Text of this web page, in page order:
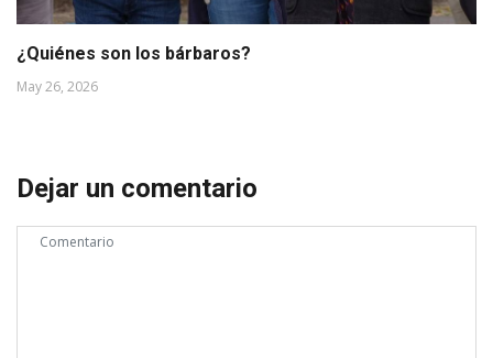
¿Quiénes son los bárbaros?
May 26, 2026
Dejar un comentario